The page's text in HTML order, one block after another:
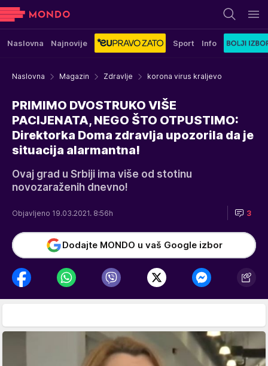
Naslovna Najnovije Sport Info
Naslovna Magazin Zdravlje korona virus kraljevo
PRIMIMO DVOSTRUKO VIŠE
PACIJENATA, NEGO ŠTO OTPUSTIMO:
Direktorka Doma zdravlja upozorila da je
situacija alarmantna!
Ovaj grad u Srbiji ima više od stotinu
novozaraženih dnevno!
Objavljeno 19.03.2021. 8:56h 3
Dodajte MONDO u vaš Google izbor